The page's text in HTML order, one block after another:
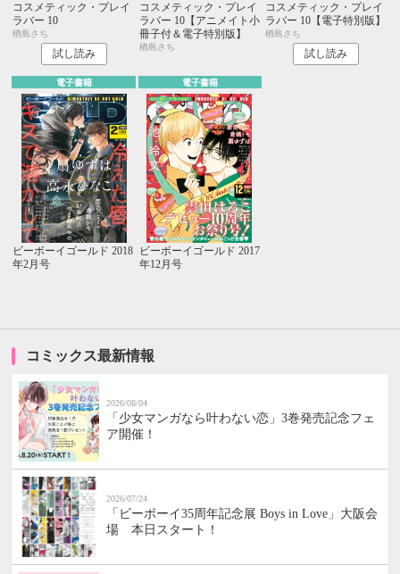
コスメティック・プレイ
ラバー 10
楢島さち
試し読み
コスメティック・プレイ
ラバー 10【アニメイト小
冊子付＆電子特別版】
楢島さち
コスメティック・プレイ
ラバー 10【電子特別版】
楢島さち
試し読み
電子書籍
ビーボーイゴールド 2018
年2月号
電子書籍
ビーボーイゴールド 2017
年12月号
コミックス最新情報
2026/08/04
「少女マンガなら叶わない恋」3巻発売記念フェ
ア開催！
2026/07/24
「ビーボーイ35周年記念展 Boys in Love」大阪会
場 本日スタート！